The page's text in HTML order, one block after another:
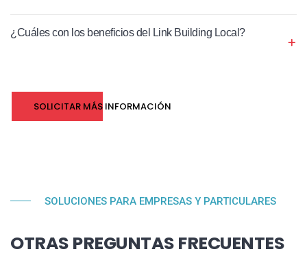
¿Cuáles con los beneficios del Link Building Local?
SOLICITAR MÁS INFORMACIÓN
SOLUCIONES PARA EMPRESAS Y PARTICULARES
OTRAS PREGUNTAS FRECUENTES